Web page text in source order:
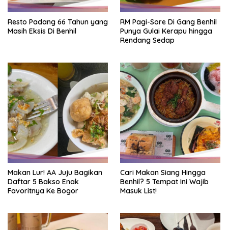
Resto Padang 66 Tahun yang
Masih Eksis Di Benhil
RM Pagi-Sore Di Gang Benhil
Punya Gulai Kerapu hingga
Rendang Sedap
Makan Lur! AA Juju Bagikan
Daftar 5 Bakso Enak
Favoritnya Ke Bogor
Cari Makan Siang Hingga
Benhil? 5 Tempat Ini Wajib
Masuk List!